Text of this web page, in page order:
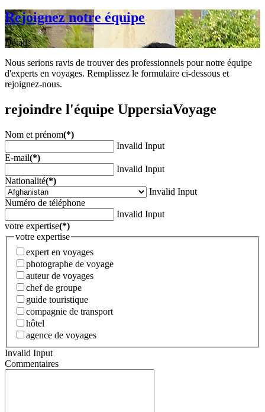
Rejoignez notre équipe
Détails
Nous serions ravis de trouver des professionnels pour notre équipe
d'experts en voyages. Remplissez le formulaire ci-dessous et
rejoignez-nous.
rejoindre l'équipe UppersiaVoyage
Nom et prénom(*)
Invalid Input
E-mail(*)
Invalid Input
Nationalité(*)
Invalid Input
Numéro de téléphone
Invalid Input
votre expertise(*)
votre expertise
expert en voyages
photographe de voyage
auteur de voyages
chef de groupe
guide touristique
compagnie de transport
hôtel
agence de voyages
Invalid Input
Commentaires